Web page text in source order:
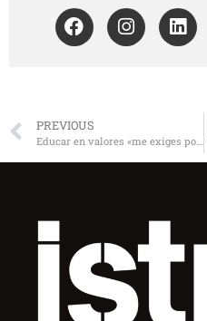
PREVIOUS